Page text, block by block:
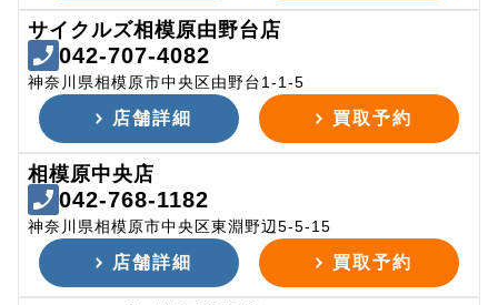
サイクルズ相模原由野台店
042-707-4082
神奈川県相模原市中央区由野台1-1-5
店舗詳細 買取予約
相模原中央店
042-768-1182
神奈川県相模原市中央区東淵野辺5-5-15
店舗詳細 買取予約